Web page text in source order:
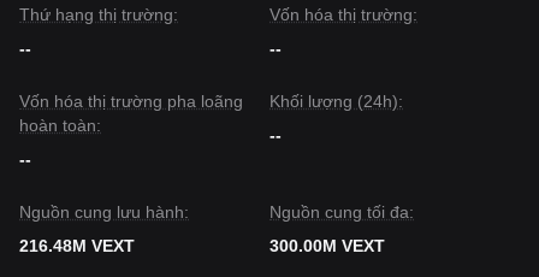
tiếp tục gặp biến động với khối lượng thấp hoặc sự tích lũy
trong ngắn hạn, triển vọng trung hạn vẫn
hoạt động hệ sinh thái phục hồi.
Thứ hạng thị trường:
--
Vốn hóa thị trường:
--
Vốn hóa thị trường pha loãng
hoàn toàn:
--
Khối lượng (24h):
--
Nguồn cung lưu hành:
216.48M VEXT
Nguồn cung tối đa:
300.00M VEXT